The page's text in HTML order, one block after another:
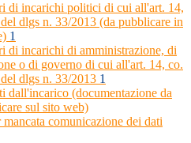
di incarichi politici di cui all'art. 14,
dlgs n. 33/2013 (da pubblicare in
1
di incarichi di amministrazione, di
o di governo di cui all'art. 14, co.
dlgs n. 33/2013 1
dall'incarico (documentazione da
sul sito web)
mancata comunicazione dei dati